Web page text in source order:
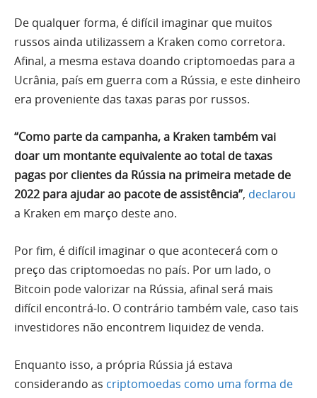
De qualquer forma, é difícil imaginar que muitos
russos ainda utilizassem a Kraken como corretora.
Afinal, a mesma estava doando criptomoedas para a
Ucrânia, país em guerra com a Rússia, e este dinheiro
era proveniente das taxas paras por russos.
“Como parte da campanha, a Kraken também vai
doar um montante equivalente ao total de taxas
pagas por clientes da Rússia na primeira metade de
2022 para ajudar ao pacote de assistência”, declarou
a Kraken em março deste ano.
Por fim, é difícil imaginar o que acontecerá com o
preço das criptomoedas no país. Por um lado, o
Bitcoin pode valorizar na Rússia, afinal será mais
difícil encontrá-lo. O contrário também vale, caso tais
investidores não encontrem liquidez de venda.
Enquanto isso, a própria Rússia já estava
considerando as criptomoedas como uma forma de